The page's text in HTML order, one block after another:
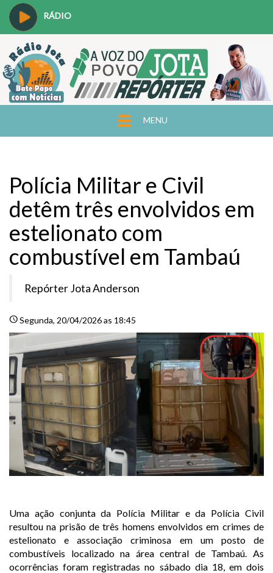
RÁDIO
MENU
Polícia Militar e Civil
detêm três envolvidos em
estelionato com
combustível em Tambaú
Repórter Jota Anderson
scheduleSegunda, 20/04/2026 as 18:45
Uma ação conjunta da Polícia Militar e da Polícia Civil
resultou na prisão de três homens envolvidos em crimes de
estelionato e associação criminosa em um posto de
combustíveis localizado na área central de Tambaú . As
ocorrências foram registradas no sábado dia 18, em dois